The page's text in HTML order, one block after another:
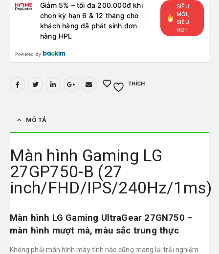
Giảm 5% – tối đa 200.000đ khi
chọn kỳ hạn 6 & 12 tháng cho
khách hàng đã phát sinh đơn
hàng HPL
SIÊU
MỚI,
SIÊU
HOT
Powered by
THÍCH
MÔ TẢ
Màn hình Gaming LG
27GP750-B (27
inch/FHD/IPS/240Hz/1ms)
Màn hình LG Gaming UltraGear 27GN750 –
màn hình mượt mà, màu sắc trung thực
Không phải màn hình máy tính nào cũng mang lại trải nghiệm